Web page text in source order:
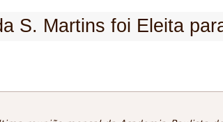
S. Martins foi Eleita